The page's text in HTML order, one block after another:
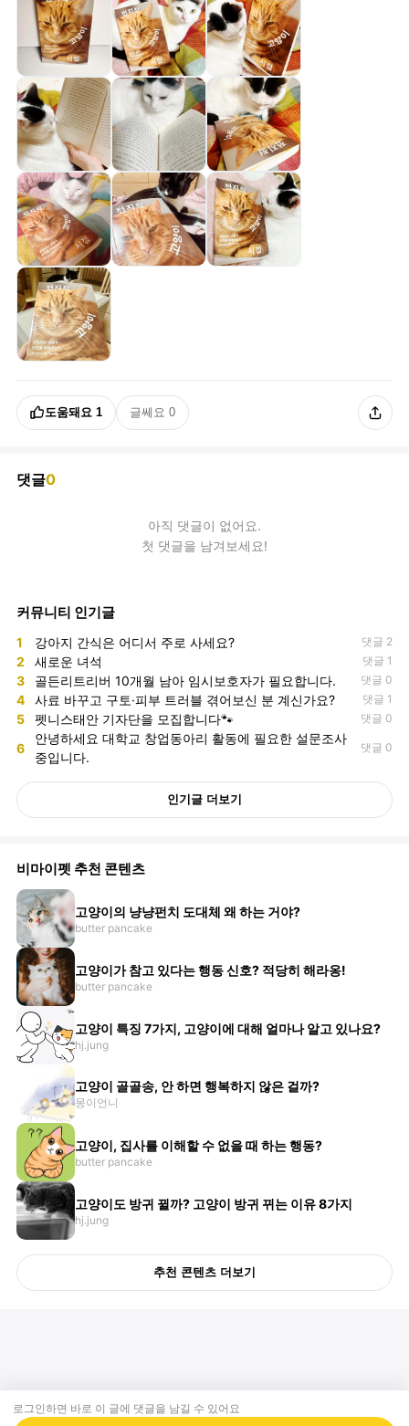
도움돼요 1 글쎄요 0
댓글0
아직 댓글이 없어요.
첫 댓글을 남겨보세요!
커뮤니티 인기글
1 강아지 간식은 어디서 주로 사세요? 댓글 2
2 새로운 녀석 댓글 1
3 골든리트리버 10개월 남아 임시보호자가 필요합니다. 댓글 0
4 사료 바꾸고 구토·피부 트러블 겪어보신 분 계신가요? 댓글 1
5 펫니스태안 기자단을 모집합니다🐾 댓글 0
6
안녕하세요 대학교 창업동아리 활동에 필요한 설문조사
중입니다.
댓글 0
인기글 더보기
비마이펫 추천 콘텐츠
고양이의 냥냥펀치 도대체 왜 하는 거야?
butter pancake
고양이가 참고 있다는 행동 신호? 적당히 해라옹!
butter pancake
고양이 특징 7가지, 고양이에 대해 얼마나 알고 있나요?
hj.jung
고양이 골골송, 안 하면 행복하지 않은 걸까?
몽이언니
고양이, 집사를 이해할 수 없을 때 하는 행동?
butter pancake
고양이도 방귀 뀔까? 고양이 방귀 뀌는 이유 8가지
hj.jung
추천 콘텐츠 더보기
로그인하면 바로 이 글에 댓글을 남길 수 있어요